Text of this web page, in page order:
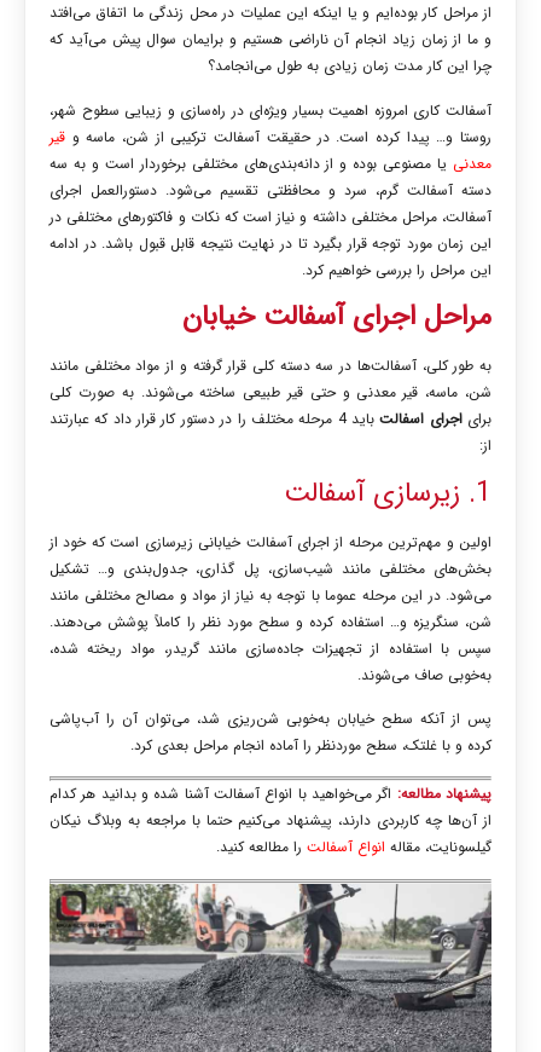
از مراحل کار بوده‌ایم و یا اینکه این عملیات در محل زندگی ما اتفاق می‌افتد
و ما از زمان زیاد انجام آن ناراضی هستیم و برایمان سوال پیش می‌آید که
چرا این کار مدت زمان زیادی به طول می‌انجامد؟
آسفالت کاری امروزه اهمیت بسیار ویژه‌ای در راه‌سازی و زیبایی سطوح شهر،
روستا و… پیدا کرده است. در حقیقت آسفالت ترکیبی از شن، ماسه و قیر
معدنی یا مصنوعی بوده و از دانه‌بندی‌های مختلفی برخوردار است و به سه
دسته آسفالت گرم، سرد و محافظتی تقسیم می‌شود. دستورالعمل اجرای
آسفالت، مراحل مختلفی داشته و نیاز است که نکات و فاکتورهای مختلفی در
این زمان مورد توجه قرار بگیرد تا در نهایت نتیجه قابل قبول باشد. در ادامه
این مراحل را بررسی خواهیم کرد.
مراحل اجرای آسفالت خیابان
به طور کلی، آسفالت‌ها در سه دسته کلی قرار گرفته و از مواد مختلفی مانند
شن، ماسه، قیر معدنی و حتی قیر طبیعی ساخته می‌شوند. به صورت کلی
برایاجرای اسفالت
باید 4 مرحله مختلف را در دستور کار قرار داد که عبارتند
از:
1. زیرسازی آسفالت
اولین و مهم‌ترین مرحله از اجرای آسفالت خیابانی زیرسازی است که خود از
بخش‌های مختلفی مانند شیب‌سازی، پل گذاری، جدول‌بندی و… تشکیل
می‌شود. در این مرحله عموما با توجه به نیاز از مواد و مصالح مختلفی مانند
شن، سنگریزه و… استفاده کرده و سطح مورد نظر را کاملاً پوشش می‌دهند.
سپس با استفاده از تجهیزات جاده‌سازی مانند گریدر، مواد ریخته شده،
به‌خوبی صاف می‌شوند.
پس از آنکه سطح خیابان به‌خوبی شن‌ریزی شد، می‌توان آن را آب‌پاشی
کرده و با غلتک، سطح موردنظر را آماده انجام مراحل بعدی کرد.
پیشنهاد مطالعه: اگر می‌خواهید با انواع آسفالت آشنا شده و بدانید هر کدام
از آن‌ها چه کاربردی دارند، پیشنهاد می‌کنیم حتما با مراجعه به وبلاگ نیکان
گیلسونایت، مقاله انواع آسفالت را مطالعه کنید.